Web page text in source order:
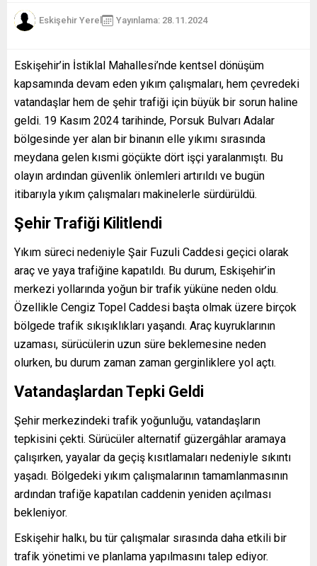
Eskişehir Yerel Yayınlama: 28.11.2024
Eskişehir’in İstiklal Mahallesi’nde kentsel dönüşüm
kapsamında devam eden yıkım çalışmaları, hem çevredeki
vatandaşlar hem de şehir trafiği için büyük bir sorun haline
geldi. 19 Kasım 2024 tarihinde, Porsuk Bulvarı Adalar
bölgesinde yer alan bir binanın elle yıkımı sırasında
meydana gelen kısmi göçükte dört işçi yaralanmıştı. Bu
olayın ardından güvenlik önlemleri artırıldı ve bugün
itibarıyla yıkım çalışmaları makinelerle sürdürüldü.
Şehir Trafiği Kilitlendi
Yıkım süreci nedeniyle Şair Fuzuli Caddesi geçici olarak
araç ve yaya trafiğine kapatıldı. Bu durum, Eskişehir’in
merkezi yollarında yoğun bir trafik yüküne neden oldu.
Özellikle Cengiz Topel Caddesi başta olmak üzere birçok
bölgede trafik sıkışıklıkları yaşandı. Araç kuyruklarının
uzaması, sürücülerin uzun süre beklemesine neden
olurken, bu durum zaman zaman gerginliklere yol açtı.
Vatandaşlardan Tepki Geldi
Şehir merkezindeki trafik yoğunluğu, vatandaşların
tepkisini çekti. Sürücüler alternatif güzergâhlar aramaya
çalışırken, yayalar da geçiş kısıtlamaları nedeniyle sıkıntı
yaşadı. Bölgedeki yıkım çalışmalarının tamamlanmasının
ardından trafiğe kapatılan caddenin yeniden açılması
bekleniyor.
Eskişehir halkı, bu tür çalışmalar sırasında daha etkili bir
trafik yönetimi ve planlama yapılmasını talep ediyor.